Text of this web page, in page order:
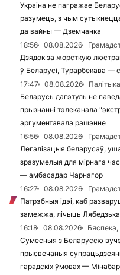
Украіна не пагражае
разумець, з чым
да вайны — Дземчанка
18:56
08.08.2026
Дзядок за жорсткую
ў Беларусі, Турарбекава —
17:47
08.08.2026
Палітыка
Беларусь дагэтуль не
прызнанні тэлеканала
аргументавала рашэнне
16:56
08.08.2026
Легалізацыя беларусаў,
зразумелыя для мірнага
— амбасадар Чарнагор
16:27
08.08.2026
Патрэбныя ідэі, каб
замежжа, лічыць Лябедзька
16:18
08.08.2026
Бяспека,
Сумесныя з Беларуссю
прысвечаныя
гарадскіх ўмовах —